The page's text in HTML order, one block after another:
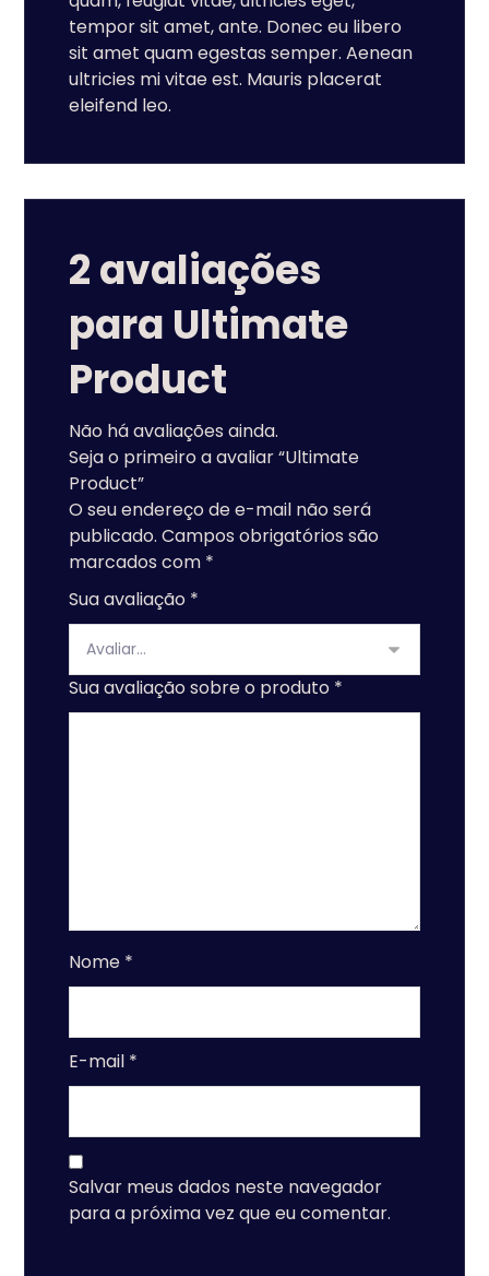
tempor sit amet, ante. Donec eu libero
sit amet quam egestas semper. Aenean
ultricies mi vitae est. Mauris placerat
eleifend leo.
2 avaliações
para Ultimate
Product
Não há avaliações ainda.
Seja o primeiro a avaliar “Ultimate
Product”
O seu endereço de e-mail não será
publicado. Campos obrigatórios são
marcados com *
Sua avaliação *
Sua avaliação sobre o produto *
Nome *
E-mail *
Salvar meus dados neste navegador
para a próxima vez que eu comentar.